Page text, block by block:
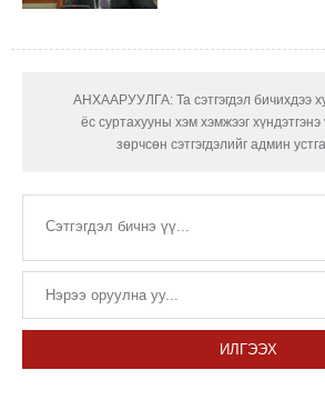
АНХААРУУЛГА: Та сэтгэгдэл бичихдээ
ёс суртахууны хэм хэмжээг
зөрчсөн сэтгэгдэлийг админ
ИЛГЭЭХ